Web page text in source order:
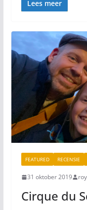
Lees meer
FEATURED RECENSIE
31 oktober 2019
Cirque du